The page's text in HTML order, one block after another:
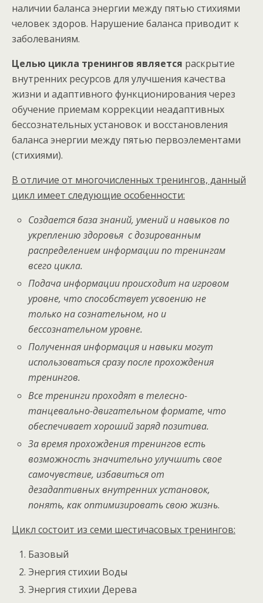
наличии баланса энергии между пятью стихиями
человек здоров. Нарушение баланса приводит к
заболеваниям.
Целью цикла тренингов является раскрытие
внутренних ресурсов для улучшения качества
жизни и адаптивного функционирования через
обучение приемам коррекции неадаптивных
бессознательных установок и восстановления
баланса энергии между пятью первоэлементами
(стихиями).
В отличие от многочисленных тренингов, данный
цикл имеет следующие особенности:
Создается база знаний, умений и навыков по
укреплению здоровья с дозированным
распределением информации по тренингам
всего цикла.
Подача информации происходит на игровом
уровне, что способствует усвоению не
только на сознательном, но и
бессознательном уровне.
Полученная информация и навыки могут
использоваться сразу после прохождения
тренингов.
Все тренинги проходят в телесно-
танцевально-двигательном формате, что
обеспечивает хороший заряд позитива.
За время прохождения тренингов есть
возможность значительно улучшить свое
самочувствие, избавиться от
дезадаптивных внутренних установок,
понять, как оптимизировать свою жизнь.
Цикл состоит из семи шестичасовых тренингов:
Базовый
Энергия стихии Воды
Энергия стихии Дерева